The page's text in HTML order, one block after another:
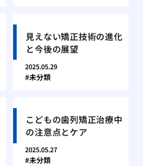
見えない矯正技術の進化
と今後の展望
2025.05.29
未分類
こどもの歯列矯正治療中
の注意点とケア
2025.05.27
未分類